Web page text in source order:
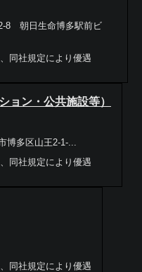
8 朝日生命博多駅前ビ
同社規定により優遇
ョン・公共施設等）
博多区山王2-1-...
同社規定により優遇
同社規定により優遇